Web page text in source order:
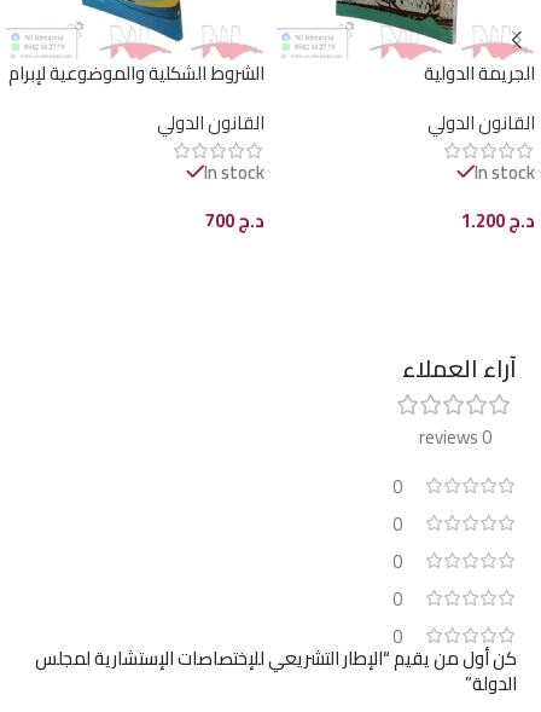
الجريمة الدولية
القانون الدولي
In stock
د.ج
الشروط الشكلية والموضوعية لإبرام
القانون الدولي
In stock
د.ج
آراء العملاء
0 reviews
0
0
0
0
0
كن أول من يقيم “الإطار التشريعي للإختصاصات الإستشارية لمجلس
الدولة”